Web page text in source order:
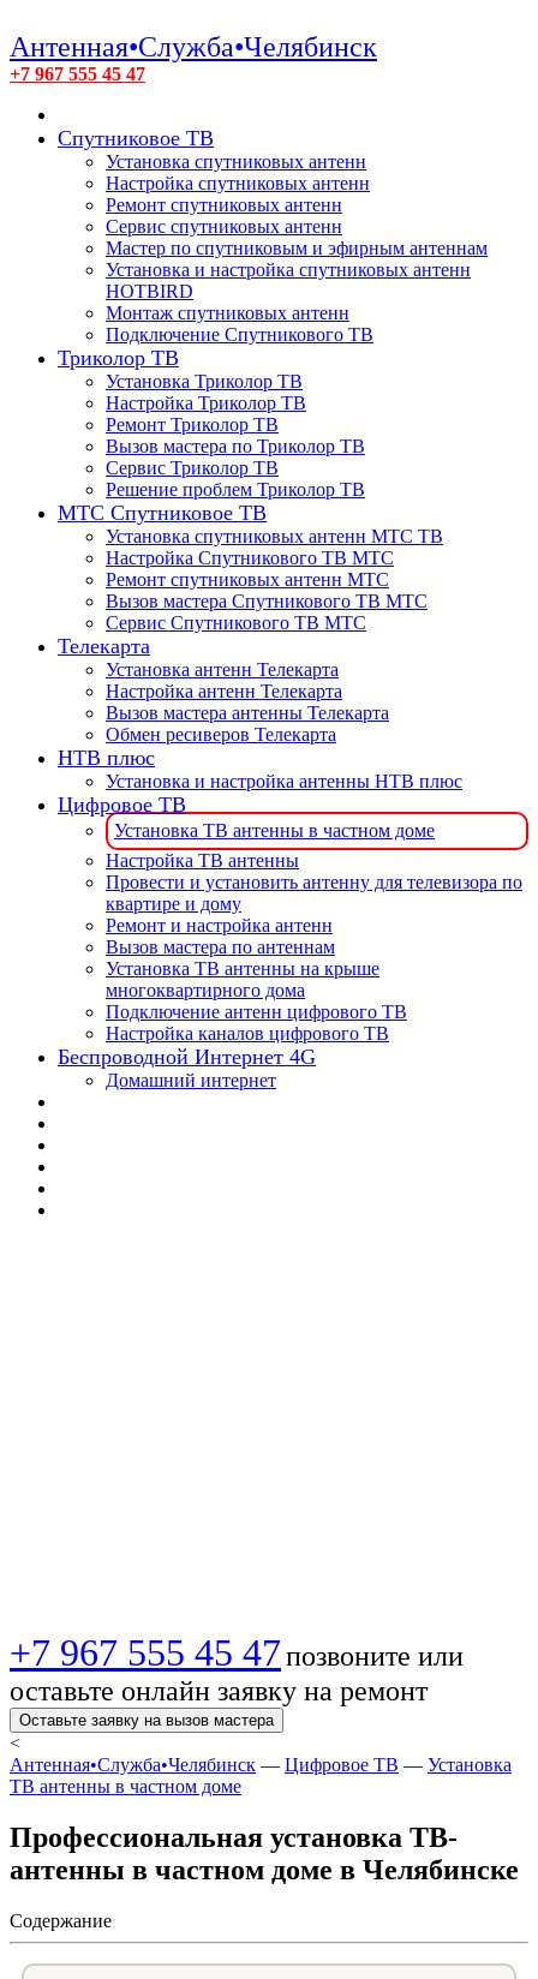
Антенная•Служба•Челябинск
+7 967 555 45 47
Спутниковое ТВ
Установка спутниковых антенн
Настройка спутниковых антенн
Ремонт спутниковых антенн
Сервис спутниковых антенн
Мастер по спутниковым и эфирным антеннам
Установка и настройка спутниковых антенн
HOTBIRD
Монтаж спутниковых антенн
Подключение Спутникового ТВ
Триколор ТВ
Установка Триколор ТВ
Настройка Триколор ТВ
Ремонт Триколор ТВ
Вызов мастера по Триколор ТВ
Сервис Триколор ТВ
Решение проблем Триколор ТВ
МТС Спутниковое ТВ
Установка спутниковых антенн МТС ТВ
Настройка Спутникового ТВ МТС
Ремонт спутниковых антенн МТС
Вызов мастера Спутникового ТВ МТС
Сервис Спутникового ТВ МТС
Телекарта
Установка антенн Телекарта
Настройка антенн Телекарта
Вызов мастера антенны Телекарта
Обмен ресиверов Телекарта
НТВ плюс
Установка и настройка антенны НТВ плюс
Цифровое ТВ
Установка ТВ антенны в частном доме
Настройка ТВ антенны
Провести и установить антенну для телевизора по
квартире и дому
Ремонт и настройка антенн
Вызов мастера по антеннам
Установка ТВ антенны на крыше
многоквартирного дома
Подключение антенн цифрового ТВ
Настройка каналов цифрового ТВ
Беспроводной Интернет 4G
Домашний интернет
+7 967 555 45 47позвоните или
оставьте онлайн заявку на ремонт
Оставьте заявку на вызов мастера
<
Антенная•Служба•Челябинск — Цифровое ТВ — Установка
ТВ антенны в частном доме
Профессиональная установка ТВ-
антенны в частном доме в Челябинске
Содержание